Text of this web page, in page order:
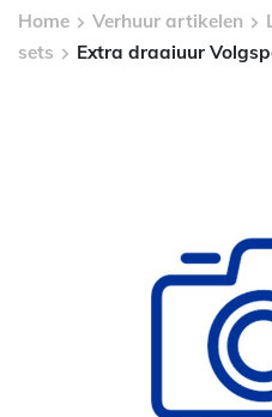
Home Verhuur artikelen
sets
Extra draaiuur